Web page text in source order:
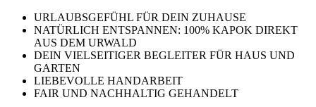
URLAUBSGEFÜHL FÜR DEIN ZUHAUSE
NATÜRLICH ENTSPANNEN: 100% KAPOK DIREKT
AUS DEM URWALD
DEIN VIELSEITIGER BEGLEITER FÜR HAUS UND
GARTEN
LIEBEVOLLE HANDARBEIT
FAIR UND NACHHALTIG GEHANDELT